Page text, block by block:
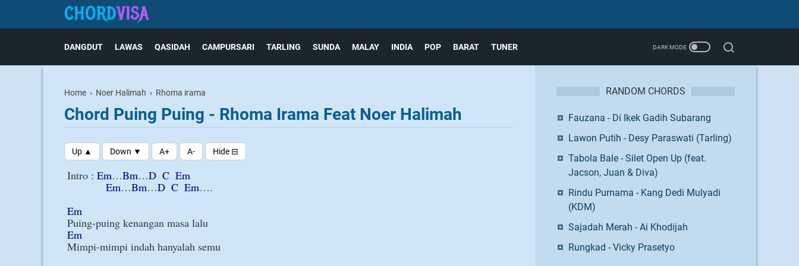
DANGDUT LAWAS QASIDAH CAMPURSARI TARLING SUNDA MALAY INDIA POP BARAT TUNER
Home › Noer Halimah › Rhoma irama
Chord Puing Puing - Rhoma Irama Feat Noer Halimah
Intro : Em…Bm…D C Em
Em…Bm…D C Em….
Em
Em
Mimpi-mimpi indah hanyalah semu
RANDOM CHORDS
Fauzana - Di Ikek Gadih Subarang
Lawon Putih - Desy Paraswati (Tarling)
Tabola Bale - Silet Open Up (feat.
Jacson, Juan & Diva)
Rindu Purnama - Kang Dedi Mulyadi
(KDM)
Sajadah Merah - Ai Khodijah
Rungkad - Vicky Prasetyo